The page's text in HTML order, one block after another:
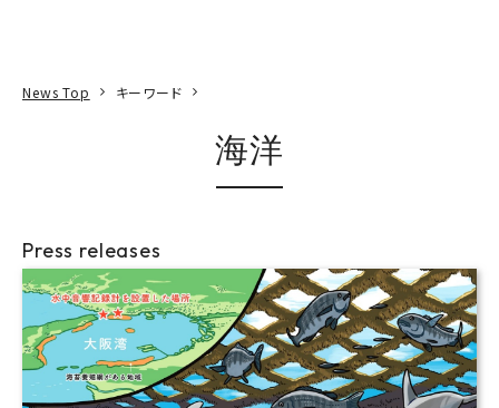
News Top キーワード
海洋
Press releases